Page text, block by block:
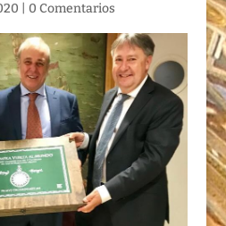
0 Comentarios